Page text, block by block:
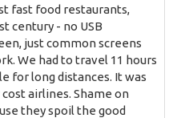
fast food restaurants,
century - no USB
just common screens
We had to travel 11 hours
for long distances. It was
airlines. Shame on
they spoil the good